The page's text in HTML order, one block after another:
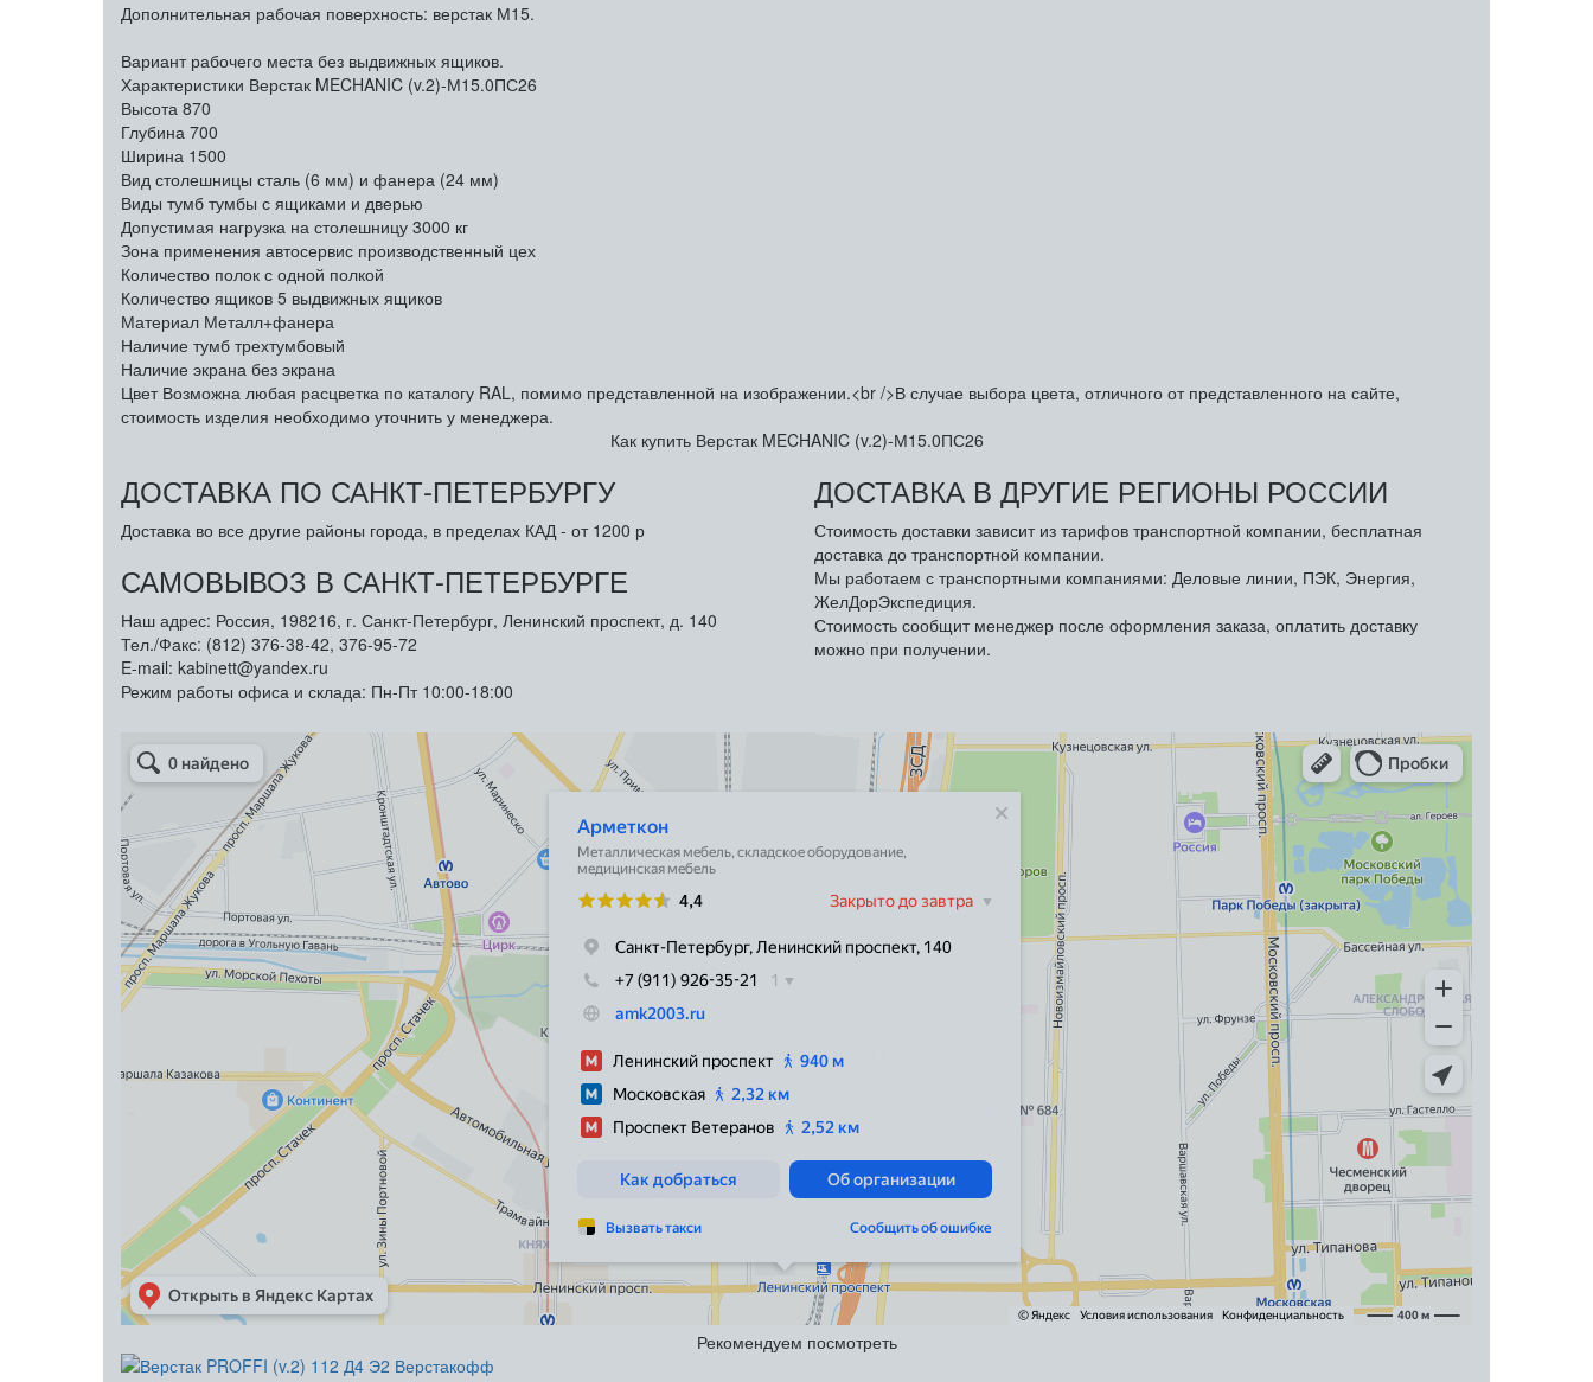
Дополнительная рабочая поверхность: верстак М15.
Вариант рабочего места без выдвижных ящиков.
Характеристики Верстак MECHANIC (v.2)-М15.0ПС26
Высота 870
Глубина 700
Ширина 1500
Вид столешницы сталь (6 мм) и фанера (24 мм)
Виды тумб тумбы с ящиками и дверью
Допустимая нагрузка на столешницу 3000 кг
Зона применения автосервис производственный цех
Количество полок с одной полкой
Количество ящиков 5 выдвижных ящиков
Материал Металл+фанера
Наличие тумб трехтумбовый
Наличие экрана без экрана
Цвет Возможна любая расцветка по каталогу RAL, помимо представленной на изображении.<br />В случае выбора цвета, отличного от представленного на сайте,
стоимость изделия необходимо уточнить у менеджера.
Как купить Верстак MECHANIC (v.2)-М15.0ПС26
ДОСТАВКА ПО САНКТ-ПЕТЕРБУРГУ
Доставка во все другие районы города, в пределах КАД - от 1200 р
САМОВЫВОЗ В САНКТ-ПЕТЕРБУРГЕ
Наш адрес: Россия, 198216, г. Санкт-Петербург, Ленинский проспект, д. 140
Тел./Факс: (812) 376-38-42, 376-95-72
E-mail: kabinett@yandex.ru
Режим работы офиса и склада: Пн-Пт 10:00-18:00
ДОСТАВКА В ДРУГИЕ РЕГИОНЫ РОССИИ
Стоимость доставки зависит из тарифов транспортной компании, бесплатная
доставка до транспортной компании.
Мы работаем с транспортными компаниями: Деловые линии, ПЭК, Энергия,
ЖелДорЭкспедиция.
Стоимость сообщит менеджер после оформления заказа, оплатить доставку
можно при получении.
Металлическая мебель в Санкт‑Петербурге
Торговое оборудование в Санкт‑Петербурге
Рекомендуем посмотреть